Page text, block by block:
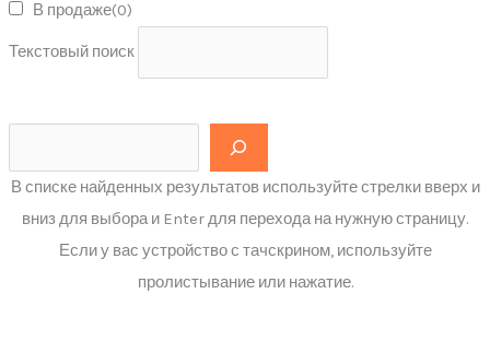
В продаже(0)
Текстовый поиск
В списке найденных результатов используйте стрелки вверх и
вниз для выбора и Enter для перехода на нужную страницу.
Если у вас устройство с тачскрином, используйте
пролистывание или нажатие.